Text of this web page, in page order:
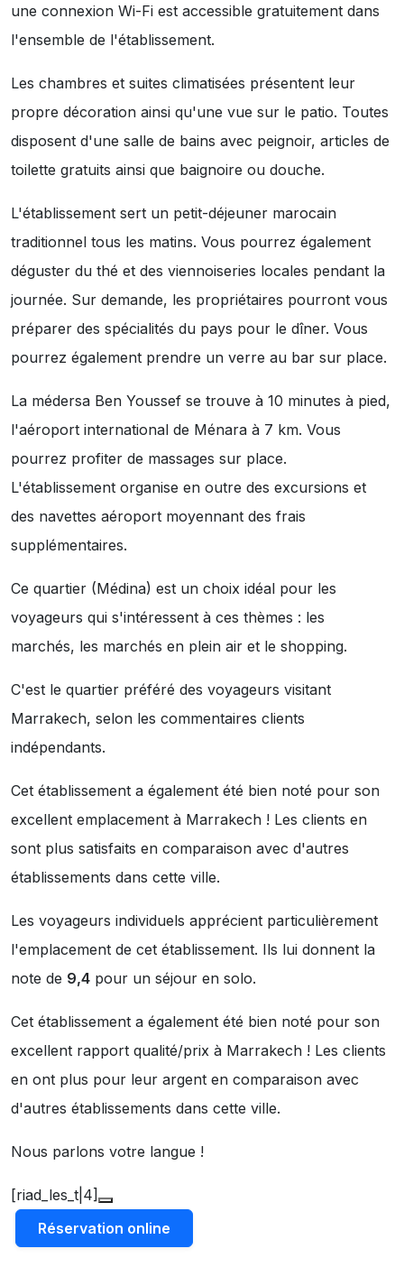
une connexion Wi-Fi est accessible gratuitement dans
l'ensemble de l'établissement.
Les chambres et suites climatisées présentent leur
propre décoration ainsi qu'une vue sur le patio. Toutes
disposent d'une salle de bains avec peignoir, articles de
toilette gratuits ainsi que baignoire ou douche.
L'établissement sert un petit-déjeuner marocain
traditionnel tous les matins. Vous pourrez également
déguster du thé et des viennoiseries locales pendant la
journée. Sur demande, les propriétaires pourront vous
préparer des spécialités du pays pour le dîner. Vous
pourrez également prendre un verre au bar sur place.
La médersa Ben Youssef se trouve à 10 minutes à pied,
l'aéroport international de Ménara à 7 km. Vous
pourrez profiter de massages sur place.
L'établissement organise en outre des excursions et
des navettes aéroport moyennant des frais
supplémentaires.
Ce quartier (Médina) est un choix idéal pour les
voyageurs qui s'intéressent à ces thèmes : les
marchés, les marchés en plein air et le shopping.
C'est le quartier préféré des voyageurs visitant
Marrakech, selon les commentaires clients
indépendants.
Cet établissement a également été bien noté pour son
excellent emplacement à Marrakech ! Les clients en
sont plus satisfaits en comparaison avec d'autres
établissements dans cette ville.
Les voyageurs individuels apprécient particulièrement
l'emplacement de cet établissement. Ils lui donnent la
note de 9,4 pour un séjour en solo.
Cet établissement a également été bien noté pour son
excellent rapport qualité/prix à Marrakech ! Les clients
en ont plus pour leur argent en comparaison avec
d'autres établissements dans cette ville.
Nous parlons votre langue !
[riad_les_t|4]
Réservation online